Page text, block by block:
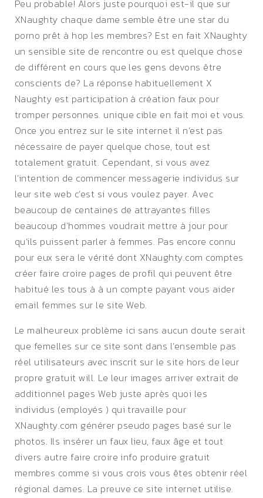
Peu probable! Alors juste pourquoi est-il que sur
XNaughty chaque dame semble être une star du
porno prêt à hop les membres? Est en fait XNaughty
un sensible site de rencontre ou est quelque chose
de différent en cours que les gens devons être
conscients de? La réponse habituellement X
Naughty est participation à création faux pour
tromper personnes. unique cible en fait moi et vous.
Once you entrez sur le site internet il n’est pas
nécessaire de payer quelque chose, tout est
totalement gratuit. Cependant, si vous avez
l’intention de commencer messagerie individus sur
leur site web c’est si vous voulez payer. Avec
beaucoup de centaines de attrayantes filles
beaucoup d’hommes voudrait mettre à jour pour
qu’ils puissent parler à femmes. Pas encore connu
pour eux sera le vérité dont XNaughty.com comptes
créer faire croire pages de profil qui peuvent être
habitué les tous à à un compte payant vous aider
email femmes sur le site Web.
Le malheureux problème ici sans aucun doute serait
que femelles sur ce site sont dans l’ensemble pas
réel utilisateurs avec inscrit sur le site hors de leur
propre gratuit will. Le leur images arriver extrait de
additionnel pages Web juste après quoi les
individus (employés ) qui travaille pour
XNaughty.com générer pseudo pages basé sur le
photos. Ils insérer un faux lieu, faux âge et tout
divers autre faire croire info produire gratuit
membres comme si vous crois vous êtes obtenir réel
régional dames. La preuve ce site internet utilise.